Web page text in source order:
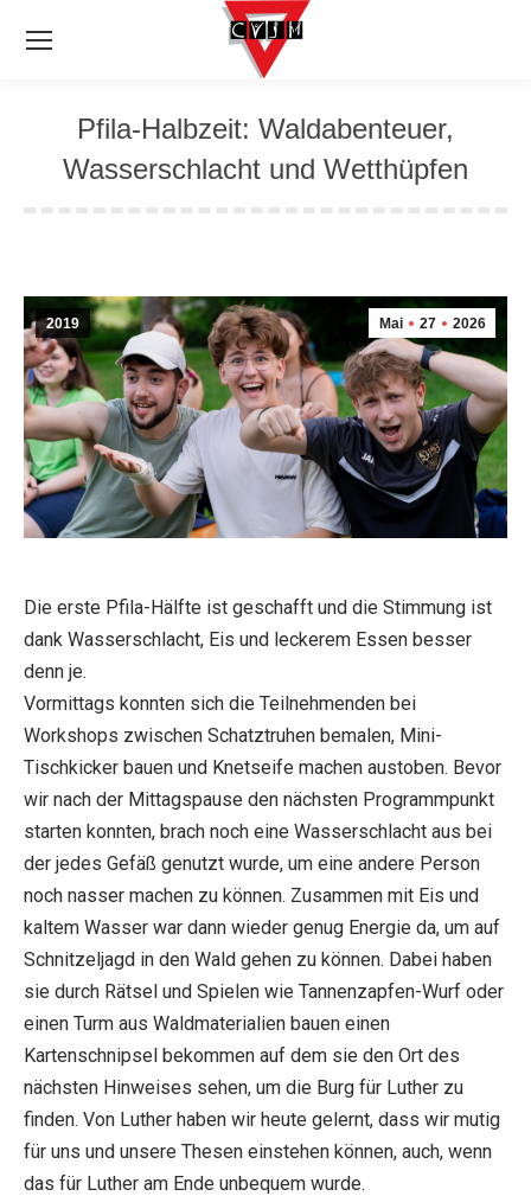
Pfila-Halbzeit: Waldabenteuer,
Wasserschlacht und Wetthüpfen
Mai 27 2026
2019
Die erste Pfila-Hälfte ist geschafft und die Stimmung ist
dank Wasserschlacht, Eis und leckerem Essen besser
denn je.
Vormittags konnten sich die Teilnehmenden bei
Workshops zwischen Schatztruhen bemalen, Mini-
Tischkicker bauen und Knetseife machen austoben. Bevor
wir nach der Mittagspause den nächsten Programmpunkt
starten konnten, brach noch eine Wasserschlacht aus bei
der jedes Gefäß genutzt wurde, um eine andere Person
noch nasser machen zu können. Zusammen mit Eis und
kaltem Wasser war dann wieder genug Energie da, um auf
Schnitzeljagd in den Wald gehen zu können. Dabei haben
sie durch Rätsel und Spielen wie Tannenzapfen-Wurf oder
einen Turm aus Waldmaterialien bauen einen
Kartenschnipsel bekommen auf dem sie den Ort des
nächsten Hinweises sehen, um die Burg für Luther zu
finden. Von Luther haben wir heute gelernt, dass wir mutig
für uns und unsere Thesen einstehen können, auch, wenn
das für Luther am Ende unbequem wurde.